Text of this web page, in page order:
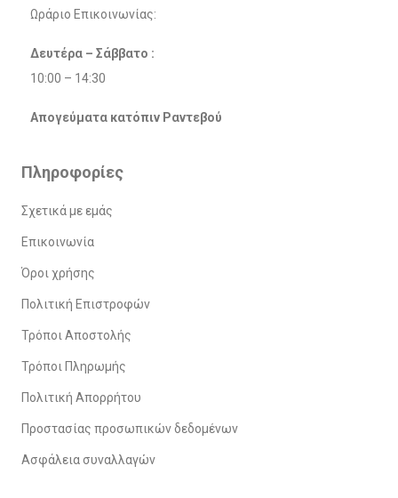
Ωράριο Επικοινωνίας:
Δευτέρα – Σάββατο :
10:00 – 14:30
Απογεύματα κατόπιν Ραντεβού
Πληροφορίες
Σχετικά με εμάς
Επικοινωνία
Όροι χρήσης
Πολιτική Επιστροφών
Τρόποι Αποστολής
Τρόποι Πληρωμής
Πολιτική Απορρήτου
Προστασίας προσωπικών δεδομένων
Ασφάλεια συναλλαγών